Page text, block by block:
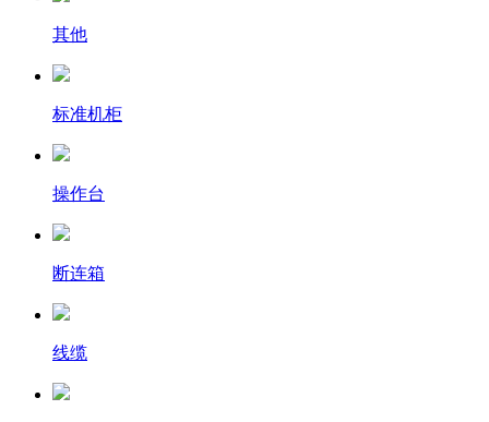
其他
标准机柜
操作台
断连箱
线缆